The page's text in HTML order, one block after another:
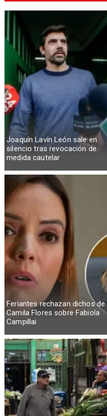
Joaquín Lavín León sale en
silencio tras revocación de
medida cautelar
Feriantes rechazan dichos de
Camila Flores sobre Fabiola
Campillai